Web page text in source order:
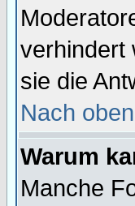
verhindert
sie die
Nach oben
Warum
Manche